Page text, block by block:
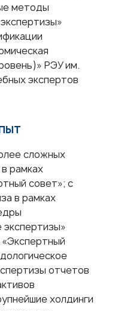
методы
РЭУ им.
экспертов
сложных
рамках
совет»; с
в рамках
экспертизы»
отчетов
холдинги